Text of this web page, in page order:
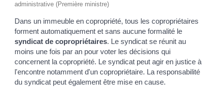
administrative (Première ministre)
Dans un immeuble en copropriété, tous les copropriétaires
forment automatiquement et sans aucune formalité le
syndicat de copropriétaires. Le syndicat se réunit au
moins une fois par an pour voter les décisions qui
concernent la copropriété. Le syndicat peut agir en justice à
l'encontre notamment d'un copropriétaire. La responsabilité
du syndicat peut également être mise en cause.